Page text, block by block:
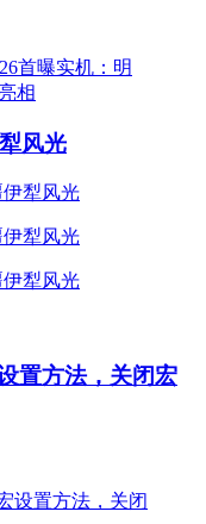
风光
置方法，关闭宏